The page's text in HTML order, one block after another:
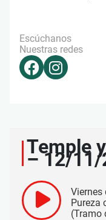
Escúchanos
Nuestras redes
Temple
– 12/11/
Viernes
Pureza
(Tramo